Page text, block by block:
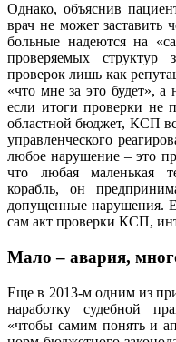
Однако, объяснив
врач не может заставить
больные надеются на
проверяемых структур
проверок лишь как
«что мне за это будет»,
если итоги проверки не
областной бюджет, КСП
управленческого
любое нарушение – это
что любая маленькая
корабль, он
допущенные нарушения.
сам акт проверки КСП,
Мало – авария,
Еще в 2013-м одним из
наработку судебной
«чтобы самим понять и